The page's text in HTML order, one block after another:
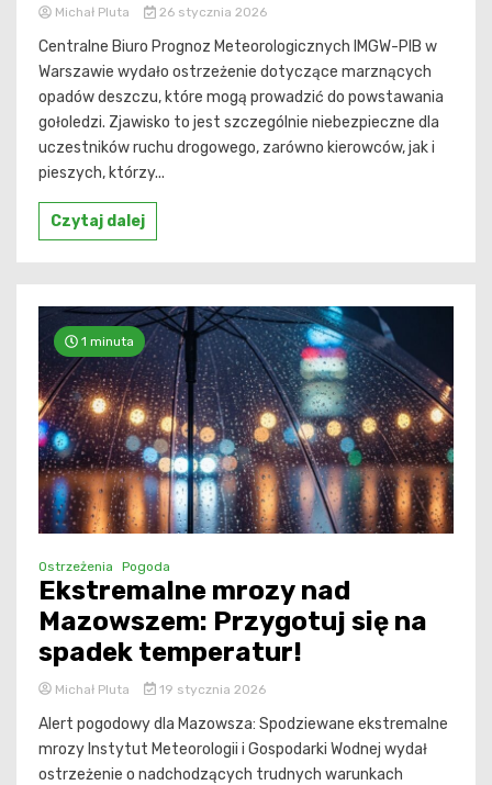
Michał Pluta 26 stycznia 2026
Centralne Biuro Prognoz Meteorologicznych IMGW-PIB w
Warszawie wydało ostrzeżenie dotyczące marznących
opadów deszczu, które mogą prowadzić do powstawania
gołoledzi. Zjawisko to jest szczególnie niebezpieczne dla
uczestników ruchu drogowego, zarówno kierowców, jak i
pieszych, którzy...
Czytaj dalej
1 minuta
Ostrzeżenia Pogoda
Ekstremalne mrozy nad
Mazowszem: Przygotuj się na
spadek temperatur!
Michał Pluta 19 stycznia 2026
Alert pogodowy dla Mazowsza: Spodziewane ekstremalne
mrozy Instytut Meteorologii i Gospodarki Wodnej wydał
ostrzeżenie o nadchodzących trudnych warunkach